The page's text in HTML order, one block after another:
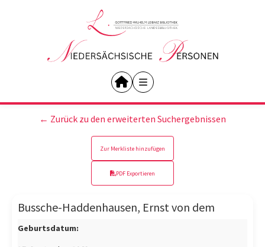
← Zurück zu den erweiterten Suchergebnissen
Zur Merkliste hinzufügen
PDF Exportieren
Bussche-Haddenhausen, Ernst von dem
Geburtsdatum: